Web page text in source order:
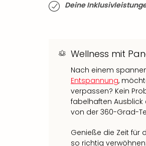
Deine
Wellness mit
Nach einem
Entspannung,
verpassen? Kein
fabelhaften Ausblick
von der 360-Grad-
Genieße die Zeit für
so richtig verwöhnen: